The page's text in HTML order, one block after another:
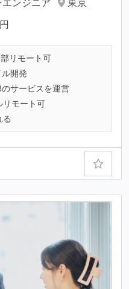
リモート可
開発
のサービスを運営
リモート可
る